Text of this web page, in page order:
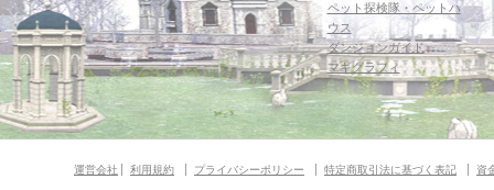
ペット探検隊・ペットハ
ウス
ダンジョンガイド
マギグラフィ
運営会社 利用規約 プライバシーポリシー 特定商取引法に基づく表記 資